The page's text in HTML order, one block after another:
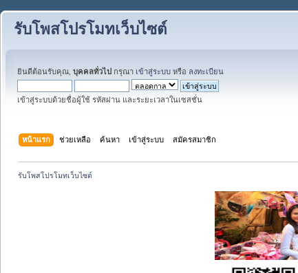
รับโพสโปรโมทเว็บไซต์
ยินดีต้อนรับคุณ, บุคคลทั่วไป กรุณา เข้าสู่ระบบ หรือ ลงทะเบียน
เข้าสู่ระบบด้วยชื่อผู้ใช้ รหัสผ่าน และระยะเวลาในเซสชั่น
หน้าแรก ช่วยเหลือ ค้นหา เข้าสู่ระบบ สมัครสมาชิก
รับโพสโปรโมทเว็บไซต์